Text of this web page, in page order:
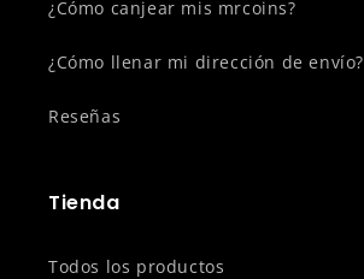
¿Cómo canjear mis mrcoins?
¿Cómo llenar mi dirección de envío?
Reseñas
Tienda
Todos los productos